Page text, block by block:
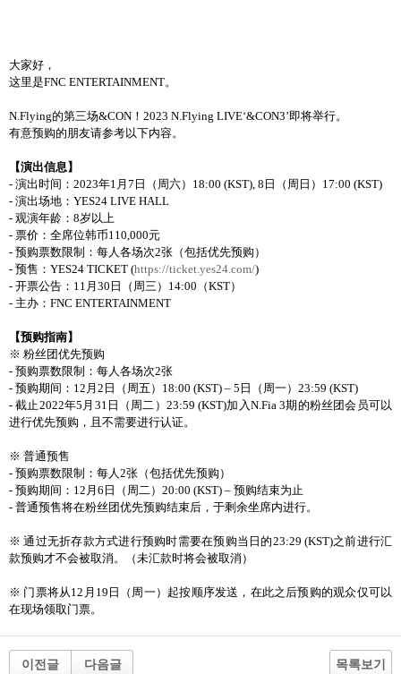
大家好，
这里是FNC ENTERTAINMENT。
N.Flying的第三场&CON ！ 2023 N.Flying LIVE‘&CON3’即将举行。
有意预购的朋友请参考以下内容。
【演出信息】
- 演出时间： 2023年1 月7 日（周六） 18:00 (KST), 8 日（周日） 17:00 (KST)
- 演出场地： YES24 LIVE HALL
- 观演年龄： 8岁以上
- 票价：全席位韩币110,000元
- 预购票数限制：每人各场次2张（包括优先预购）
- 预售： YES24 TICKET (https://ticket.yes24.com/)
- 开票公告： 11 月30 日（周三） 14:00 （KST）
- 主办： FNC ENTERTAINMENT
【预购指南】
※ 粉丝团优先预购
- 预购票数限制：每人各场次2张
- 预购期间： 12 月2 日（周五） 18:00 (KST) – 5 日（周一） 23:59 (KST)
-截止2022年5 月 31 日（周二） 23:59 (KST)加入 N.Fia 3期的粉丝团会员可以
进行优先预购，且不需要进行认证。
※ 普通预售
- 预购票数限制：每人 2张（包括优先预购）
- 预购期间： 12 月6 日（周二） 20:00 (KST) – 预购结束为止
- 普通预售将在粉丝团优先预购结束后，于剩余坐席内进行。
※ 通过无折存款方式进行预购时需要在预购当日的23:29 (KST)之前进行汇
款预购才不会被取消。（未汇款时将会被取消）
※ 门票将从 12 月 19 日（周一）起按顺序发送，在此之后预购的观众仅可以
在现场领取门票。
이전글 다음글 목록보기